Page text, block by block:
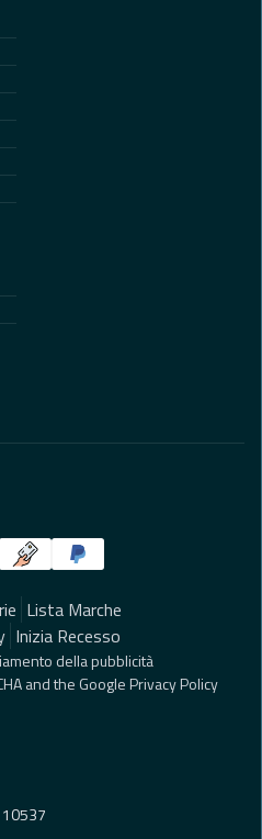
Lista Marche
Inizia Recesso
della pubblicità
and the GooglePrivacy Policy